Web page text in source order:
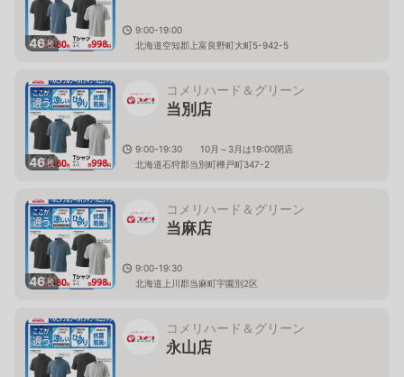
46枚
9:00-19:00
北海道空知郡上富良野町大町5-942-5
46枚
コメリハード＆グリーン
当別店
9:00-19:30 10月～3月は19:00閉店
北海道石狩郡当別町樺戸町347-2
46枚
コメリハード＆グリーン
当麻店
9:00-19:30
北海道上川郡当麻町宇園別2区
コメリハード＆グリーン
永山店